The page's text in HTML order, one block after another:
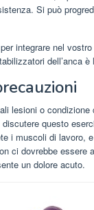
Si può
integrare nel
dell’anca è
lesioni o
questo
i muscoli di lavoro,
ci dovrebbe essere
un dolore acuto.